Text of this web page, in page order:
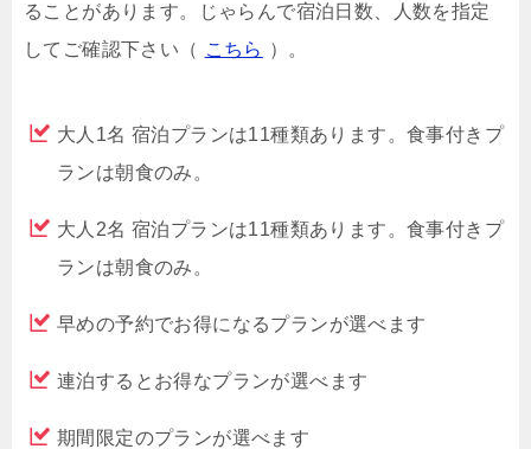
ることがあります。じゃらんで宿泊日数、人数を指定
してご確認下さい（ こちら ）。
大人1名 宿泊プランは11種類あります。食事付きプ
ランは朝食のみ。
大人2名 宿泊プランは11種類あります。食事付きプ
ランは朝食のみ。
早めの予約でお得になるプランが選べます
連泊するとお得なプランが選べます
期間限定のプランが選べます